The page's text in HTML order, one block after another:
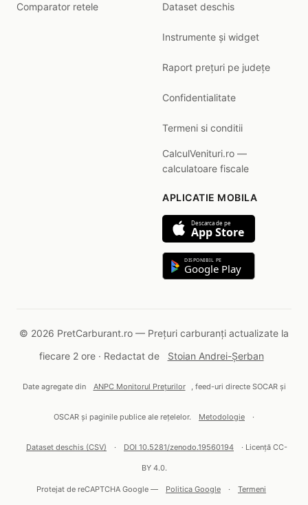
Comparator retele Dataset deschis
Instrumente și widget
Raport prețuri pe județe
Confidentialitate
Termeni si conditii
CalculVenituri.ro —
calculatoare fiscale
APLICATIE MOBILA
Descarca de pe
App Store
DISPONIBIL PE
Google Play
© 2026 PretCarburant.ro — Prețuri carburanți actualizate la
fiecare 2 ore · Redactat de
Stoian Andrei-Șerban
Date agregate din ANPC Monitorul Prețurilor , feed-uri directe SOCAR și
OSCAR și paginile publice ale rețelelor. Metodologie ·
Dataset deschis (CSV) · DOI 10.5281/zenodo.19560194 · Licență CC-
BY 4.0.
Protejat de reCAPTCHA Google — Politica Google · Termeni